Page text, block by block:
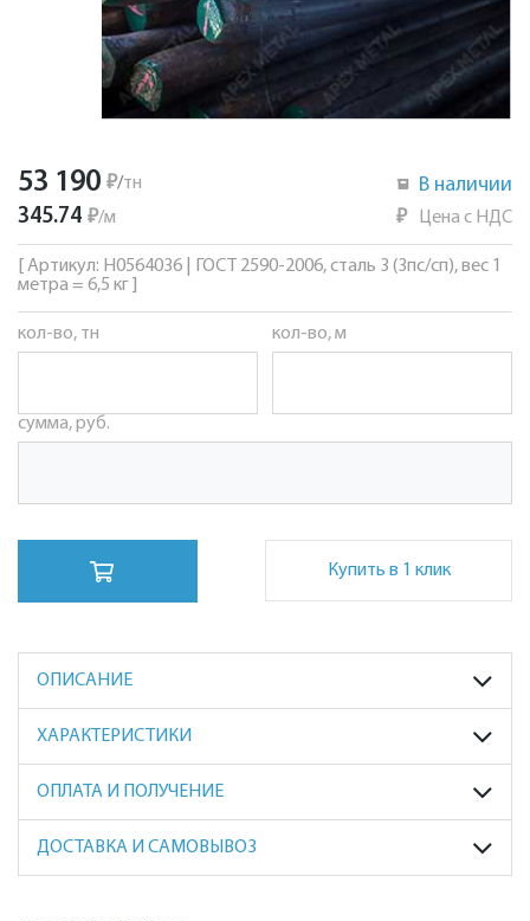
53 190 ₽/тн
345.74 ₽/м
В наличии
₽ Цена с НДС
[ Артикул: Н0564036 | ГОСТ 2590-2006, сталь 3 (3пс/сп), вес 1
метра = 6,5 кг ]
кол-во, тн кол-во, м
сумма, руб.
Купить в 1 клик
ОПИСАНИЕ
ХАРАКТЕРИСТИКИ
ОПЛАТА И ПОЛУЧЕНИЕ
ДОСТАВКА И САМОВЫВОЗ